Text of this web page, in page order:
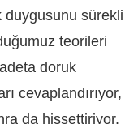
duygusunu sürekli
teorileri
doruk
cevaplandırıyor,
da hissettiriyor.